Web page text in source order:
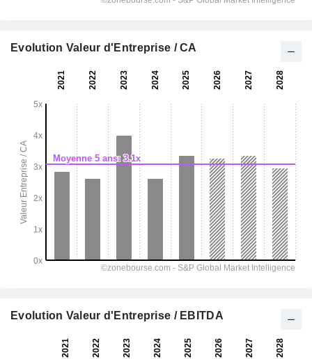
Evolution Valeur d'Entreprise / CA
Evolution Valeur d'Entreprise / EBITDA